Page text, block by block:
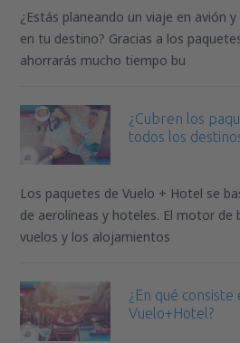
¿Estás planeando un viaje en avión
en tu destino? Gracias a los
ahorrarás mucho tiempo bu
¿Cubren los
todos los
Los paquetes de Vuelo + Hotel se
de aerolíneas y hoteles. El motor de
vuelos y los alojamientos
¿En qué
Vuelo+Hotel?